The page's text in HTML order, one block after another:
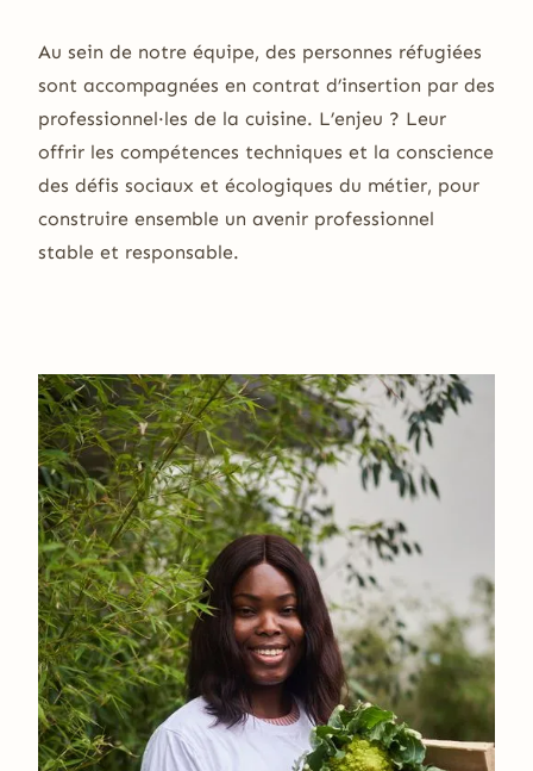
Au sein de notre équipe, des personnes réfugiées
sont accompagnées en contrat d’insertion par des
professionnel·les de la cuisine. L’enjeu ? Leur
offrir les compétences techniques et la conscience
des défis sociaux et écologiques du métier, pour
construire ensemble un avenir professionnel
stable et responsable.